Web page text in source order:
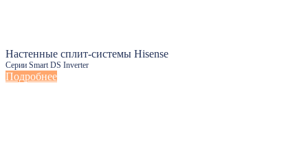
Настенные сплит-системы Hisense
Серии Smart DS Inverter
Подробнее